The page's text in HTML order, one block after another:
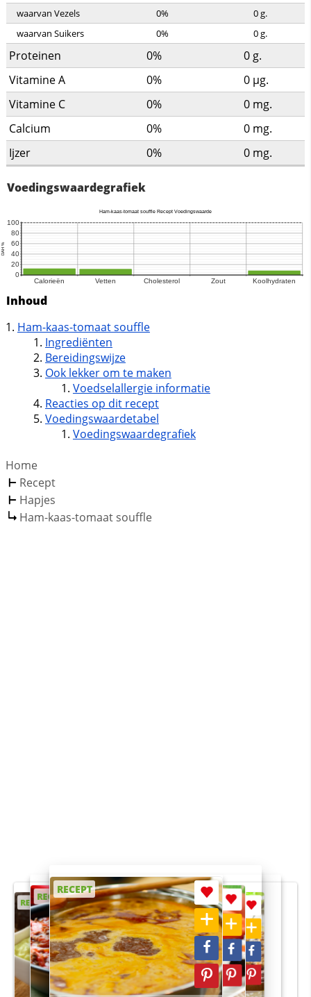
waarvan Vezels 0% 0g.
waarvan Suikers
0% 0g.
Proteinen 0% 0 g.
Vitamine A
0% 0 µg.
Vitamine C
0% 0 mg.
Calcium
0% 0 mg.
Ijzer
0% 0 mg.
Voedingswaardegrafiek
Inhoud
Ham-kaas-tomaat souffle
Ingrediënten
Bereidingswijze
Ook lekker om te maken
Voedselallergie informatie
Reacties op dit recept
Voedingswaardetabel
Voedingswaardegrafiek
Home
Recept
Hapjes
Ham-kaas-tomaat souffle
RECEPT
RECEPT
RECEPT
RECEPT
RECEPT